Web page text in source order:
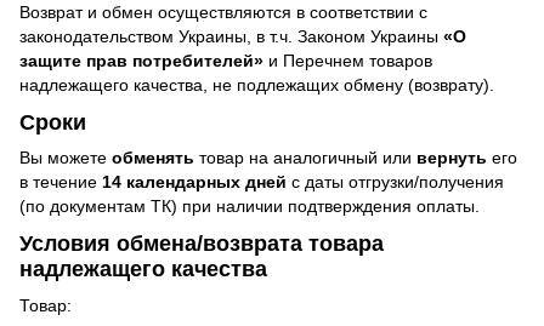
Возврат и обмен осуществляются в соответствии с
законодательством Украины, в т.ч. Законом Украины «О
защите прав потребителей» и Перечнем товаров
надлежащего качества, не подлежащих обмену (возврату).
Сроки
Вы можете обменять товар на аналогичный или вернуть его
в течение 14 календарных дней с даты отгрузки/получения
(по документам ТК) при наличии подтверждения оплаты.
Условия обмена/возврата товара
надлежащего качества
Товар: